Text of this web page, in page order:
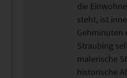
die
steht, ist
Gehminuten
Straubing
malerische
historische